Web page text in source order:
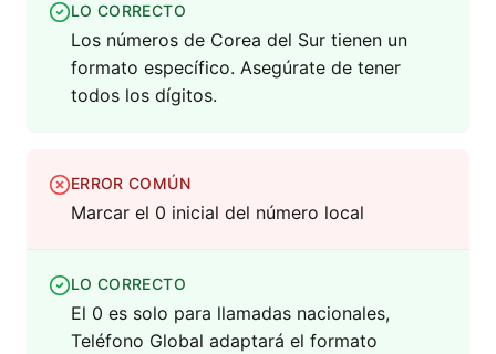
LO CORRECTO
Los números de Corea del Sur tienen un
formato específico. Asegúrate de tener
todos los dígitos.
ERROR COMÚN
Marcar el 0 inicial del número local
LO CORRECTO
El 0 es solo para llamadas nacionales,
Teléfono Global adaptará el formato